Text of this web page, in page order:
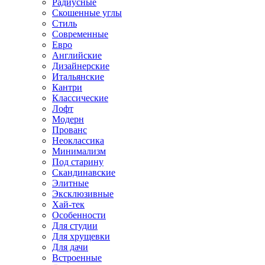
Радиусные
Скошенные углы
Стиль
Современные
Евро
Английские
Дизайнерские
Итальянские
Кантри
Классические
Лофт
Модерн
Прованс
Неоклассика
Минимализм
Под старину
Скандинавские
Элитные
Эксклюзивные
Хай-тек
Особенности
Для студии
Для хрущевки
Для дачи
Встроенные